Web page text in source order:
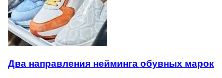
Два направления нейминга обувных марок